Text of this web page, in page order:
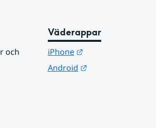
och
Väderappar
iPhone
Länk till annan
Android
Länk till annan